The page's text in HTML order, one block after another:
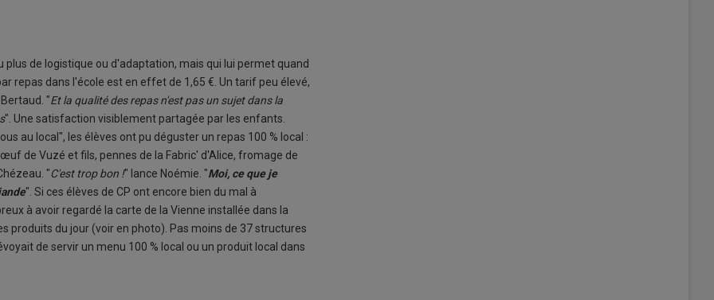
de logistique ou d'adaptation, mais qui lui permet quand
repas dans l'école est en effet de 1,65 €. Un tarif peu élevé,
"Et la qualité des repas n'est pas un sujet dans la
". Une satisfaction visiblement partagée par les enfants.
au local", les élèves ont pu déguster un repas 100 % local :
de Vuzé et fils, pennes de la Fabric' d'Alice, fromage de
"C'est trop bon !" lance Noémie. "Moi, ce que je
". Si ces élèves de CP ont encore bien du mal à
à avoir regardé la carte de la Vienne installée dans la
produits du jour (voir en photo). Pas moins de 37 structures
de servir un menu 100 % local ou un produit local dans